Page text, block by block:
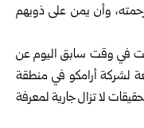
وأن يمن على ذويهم
في وقت سابق اليوم عن
لشركة أرامكو في منطقة
لا تزال جارية لمعرفة